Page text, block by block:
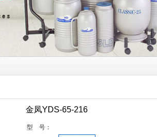
金凤YDS-65-216
型 号：